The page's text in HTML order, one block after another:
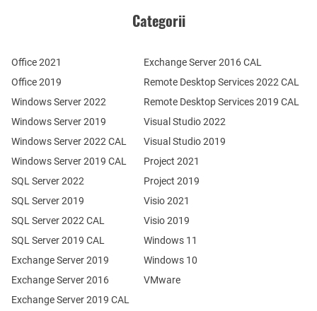
Categorii
Office 2021
Office 2019
Windows Server 2022
Windows Server 2019
Exchange Server 2019
Exchange Server 2016
SQL Server 2022
SQL Server 2019
Windows Server 2022 CAL
Windows Server 2019 CAL
SQL Server 2022 CAL
SQL Server 2019 CAL
Remote Desktop Services 2022 CAL
Remote Desktop Services 2019 CAL
Exchange Server 2019 CAL
Exchange Server 2016 CAL
Visual Studio 2022
Visual Studio 2019
Project 2021
Project 2019
Visio 2021
Visio 2019
Windows 11
Windows 10
VMware